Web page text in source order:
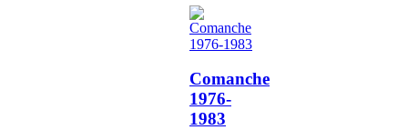
Comanche
1976-
1983